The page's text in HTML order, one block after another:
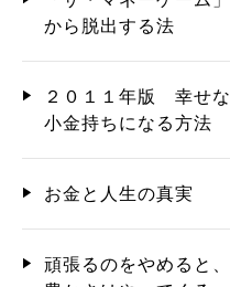
から脱出する法
２０１１年版 幸せな
小金持ちになる方法
お金と人生の真実
頑張るのをやめると、